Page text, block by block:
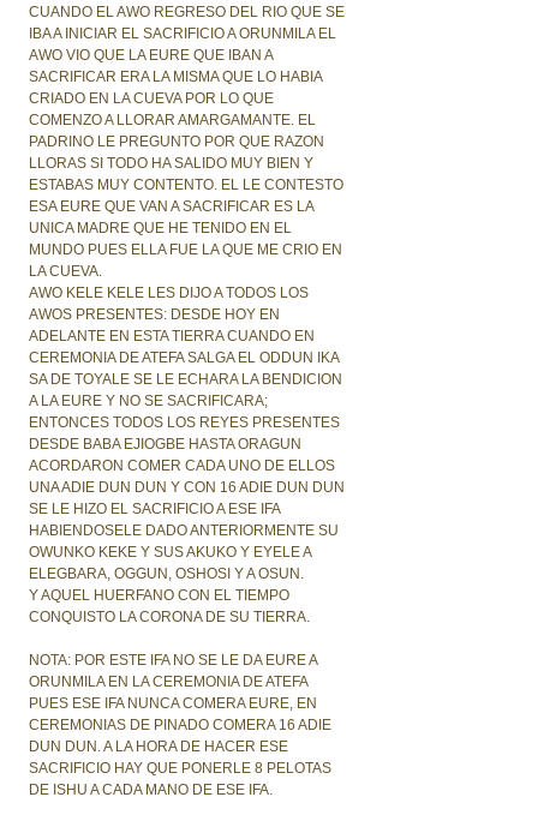
CUANDO EL AWO REGRESO DEL RIO QUE SE
IBA A INICIAR EL SACRIFICIO A ORUNMILA EL
AWO VIO QUE LA EURE QUE IBAN A
SACRIFICAR ERA LA MISMA QUE LO HABIA
CRIADO EN LA CUEVA POR LO QUE
COMENZO A LLORAR AMARGAMANTE. EL
PADRINO LE PREGUNTO POR QUE RAZON
LLORAS SI TODO HA SALIDO MUY BIEN Y
ESTABAS MUY CONTENTO. EL LE CONTESTO
ESA EURE QUE VAN A SACRIFICAR ES LA
UNICA MADRE QUE HE TENIDO EN EL
MUNDO PUES ELLA FUE LA QUE ME CRIO EN
LA CUEVA.
AWO KELE KELE LES DIJO A TODOS LOS
AWOS PRESENTES: DESDE HOY EN
ADELANTE EN ESTA TIERRA CUANDO EN
CEREMONIA DE ATEFA SALGA EL ODDUN IKA
SA DE TOYALE SE LE ECHARA LA BENDICION
A LA EURE Y NO SE SACRIFICARA;
ENTONCES TODOS LOS REYES PRESENTES
DESDE BABA EJIOGBE HASTA ORAGUN
ACORDARON COMER CADA UNO DE ELLOS
UNA ADIE DUN DUN Y CON 16 ADIE DUN DUN
SE LE HIZO EL SACRIFICIO A ESE IFA
HABIENDOSELE DADO ANTERIORMENTE SU
OWUNKO KEKE Y SUS AKUKO Y EYELE A
ELEGBARA, OGGUN, OSHOSI Y A OSUN.
Y AQUEL HUERFANO CON EL TIEMPO
CONQUISTO LA CORONA DE SU TIERRA.
NOTA: POR ESTE IFA NO SE LE DA EURE A
ORUNMILA EN LA CEREMONIA DE ATEFA
PUES ESE IFA NUNCA COMERA EURE, EN
CEREMONIAS DE PINADO COMERA 16 ADIE
DUN DUN. A LA HORA DE HACER ESE
SACRIFICIO HAY QUE PONERLE 8 PELOTAS
DE ISHU A CADA MANO DE ESE IFA.